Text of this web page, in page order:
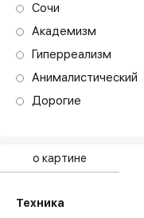
о картине
Техника
Сочи
Академизм
Гиперреализм
Анималистический
Дорогие